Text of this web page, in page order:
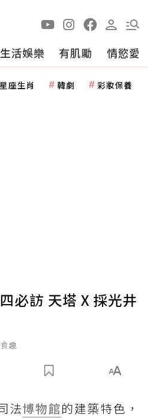
生活娛樂 有肌勵 情慾愛
星座生肖 韓劇 彩妝保養
必訪 天塔 X 採光井
趣
法博物館的建築特色，